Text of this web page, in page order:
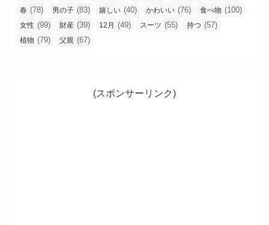
春 (78) 男の子 (83) 嬉しい (40) かわいい (76) 食べ物 (100)
女性 (99) 財産 (39) 12月 (49) スーツ (55) 持つ (57)
植物 (79) 父親 (67)
(スポンサーリンク)